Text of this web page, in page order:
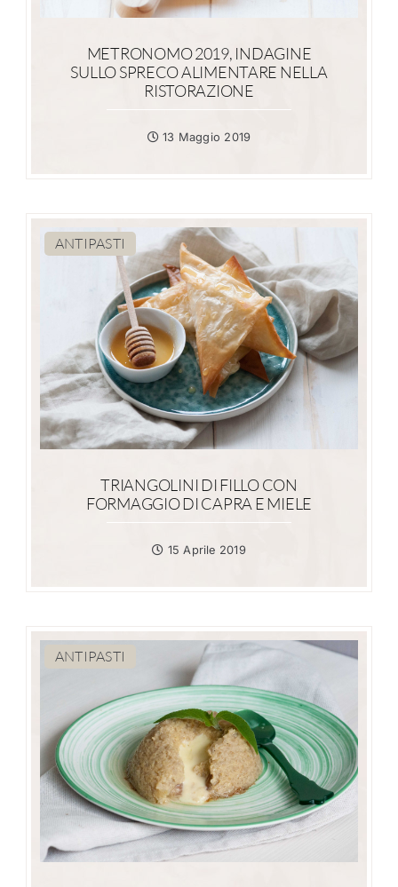
METRONOMO 2019, INDAGINE
SULLO SPRECO ALIMENTARE NELLA
RISTORAZIONE
13 Maggio 2019
ANTIPASTI
TRIANGOLINI DI FILLO CON
FORMAGGIO DI CAPRA E MIELE
15 Aprile 2019
ANTIPASTI